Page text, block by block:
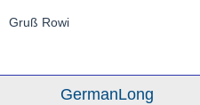
Gruß Rowi
GermanLong